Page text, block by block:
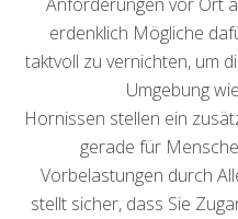
erdenklich Mögliche
taktvoll zu vernichten, um
Umgebung
Hornissen stellen ein
gerade für
Vorbelastungen durch
stellt sicher, dass Sie